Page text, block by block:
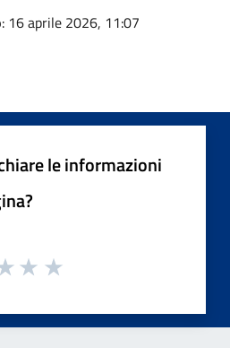
: 16 aprile 2026, 11:07
le informazioni